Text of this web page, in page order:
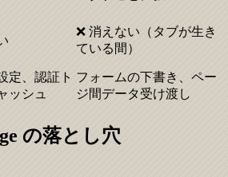
❌ 消えない（タブが生き
ている間）
定、認証ト
ッシュ
フォームの下書き、ペー
ジ間データ受け渡し
の落とし穴